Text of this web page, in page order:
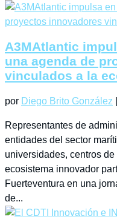
A3MAtlantic
una agenda de
vinculados a la
por Diego Brito González
Representantes de
entidades del sector
universidades, centros
ecosistema innovador
Fuerteventura en una
de...